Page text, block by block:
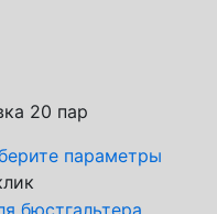
20 пар
параметры